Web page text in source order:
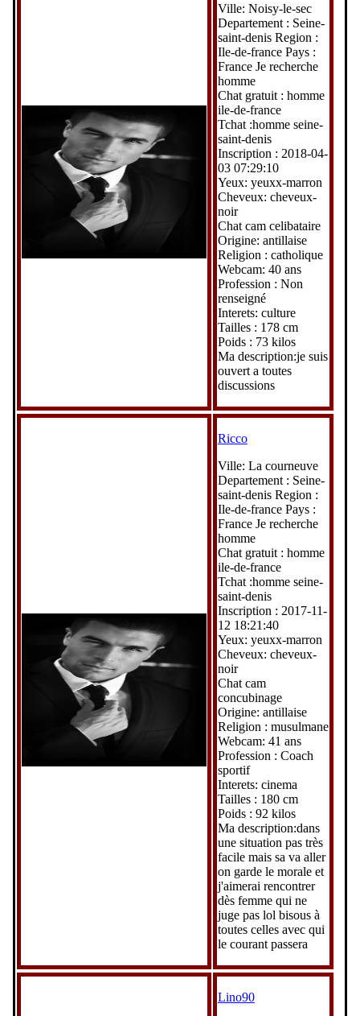
Ville: Noisy-le-sec
Departement : Seine-
saint-denis Region :
Ile-de-france Pays :
France Je recherche
homme
Chat gratuit : homme
ile-de-france
Tchat :homme seine-
saint-denis
Inscription : 2018-04-
03 07:29:10
Yeux: yeuxx-marron
Cheveux: cheveux-
noir
Chat cam celibataire
Origine: antillaise
Religion : catholique
Webcam: 40 ans
Profession : Non
renseigné
Interets: culture
Tailles : 178 cm
Poids : 73 kilos
Ma description:je suis
ouvert a toutes
discussions
Ricco
Ville: La courneuve
Departement : Seine-
saint-denis Region :
Ile-de-france Pays :
France Je recherche
homme
Chat gratuit : homme
ile-de-france
Tchat :homme seine-
saint-denis
Inscription : 2017-11-
12 18:21:40
Yeux: yeuxx-marron
Cheveux: cheveux-
noir
Chat cam
concubinage
Origine: antillaise
Religion : musulmane
Webcam: 41 ans
Profession : Coach
sportif
Interets: cinema
Tailles : 180 cm
Poids : 92 kilos
Ma description:dans
une situation pas très
facile mais sa va aller
on garde le morale et
j'aimerai rencontrer
dès femme qui ne
juge pas lol bisous à
toutes celles avec qui
le courant passera
Lino90